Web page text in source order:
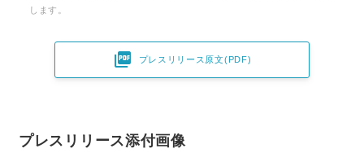
します。
 プレスリリース原文(PDF)
プレスリリース添付画像